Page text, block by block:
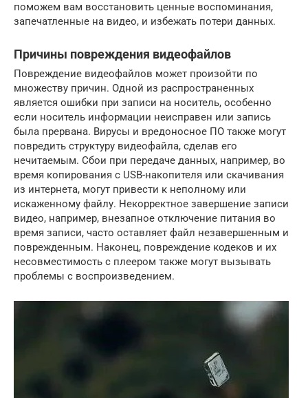
поможем вам восстановить ценные воспоминания,
запечатленные на видео, и избежать потери данных.
Причины повреждения видеофайлов
Повреждение видеофайлов может произойти по
множеству причин. Одной из распространенных
является ошибки при записи на носитель, особенно
если носитель информации неисправен или запись
была прервана. Вирусы и вредоносное ПО также могут
повредить структуру видеофайла, сделав его
нечитаемым. Сбои при передаче данных, например, во
время копирования с USB-накопителя или скачивания
из интернета, могут привести к неполному или
искаженному файлу. Некорректное завершение записи
видео, например, внезапное отключение питания во
время записи, часто оставляет файл незавершенным и
поврежденным. Наконец, повреждение кодеков и их
несовместимость с плеером также могут вызывать
проблемы с воспроизведением.